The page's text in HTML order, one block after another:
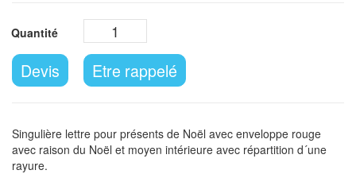
Devis Etre rappelé
Singulière lettre pour présents de Noël avec enveloppe rouge
avec raison du Noël et moyen intérieure avec répartition d´une
rayure.